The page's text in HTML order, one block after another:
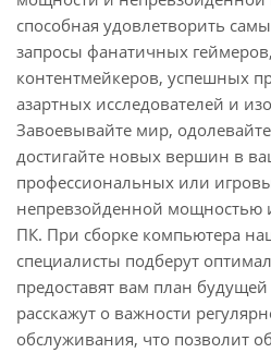
способная удовлетворить
запросы фанатичных
контентмейкеров, успешных
азартных исследователей и
Завоевывайте мир,
достигайте новых вершин в
профессиональных или
непревзойденной мощностью
ПК. При сборке компьютера
специалисты подберут
предоставят вам план
расскажут о важности
обслуживания, что позволит